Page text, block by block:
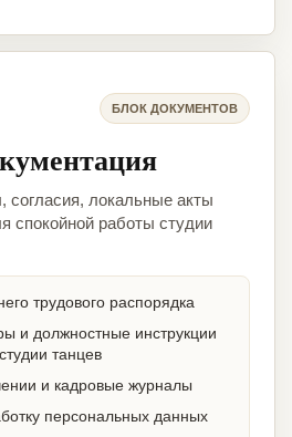
БЛОК ДОКУМЕНТОВ
согласия, локальные акты
спокойной работы студии
трудового распорядка
и должностные инструкции
танцев
и кадровые журналы
персональных данных